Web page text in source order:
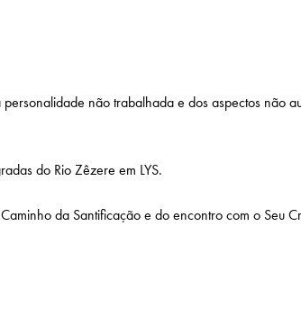
não trabalhada e dos aspectos
do Rio Zêzere em LYS.
da Santificação e do encontro com o Seu